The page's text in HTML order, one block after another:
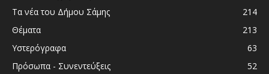
Τα νέα του Δήμου Σάμης
214
Θέματα
213
Υστερόγραφα
63
Πρόσωπα - Συνεντεύξεις
52